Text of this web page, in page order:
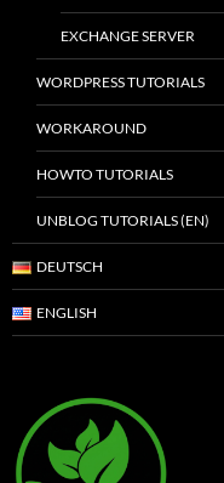
EXCHANGE SERVER
WORDPRESS TUTORIALS
WORKAROUND
HOWTO TUTORIALS
UNBLOG TUTORIALS (EN)
DEUTSCH
ENGLISH